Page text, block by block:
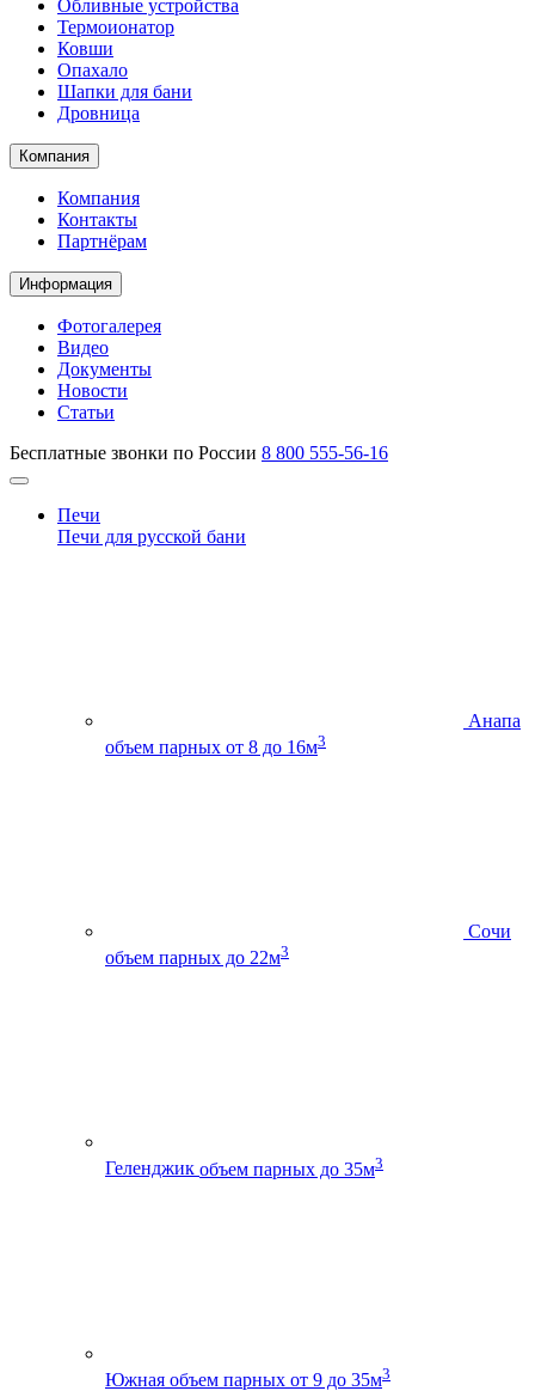
Обливные устройства
Термоионатор
Ковши
Опахало
Шапки для бани
Дровница
Компания
Компания
Контакты
Партнёрам
Информация
Фотогалерея
Видео
Документы
Новости
Статьи
Бесплатные звонки по России 8 800 555-56-16
Печи
Печи для русской бани
Анапа
объем парных от 8 до 16м3
Сочи
объем парных до 22м3
Геленджик объем парных до 35м3
Южная объем парных от 9 до 35м3